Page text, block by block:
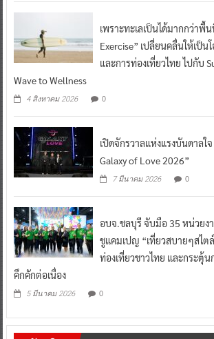
เพราะทะเลเป็นได้มากกว่า
Exercise” เปลี่ยนคลื่นให้เป็น
และการท่องเที่ยวไทย ไปกับ
Wave to Wellness
4 สิงหาคม 2026 0
เปิดจักรวาลแห่งแรงบันดาลใ
Galaxy of Love 2026”
7 มีนาคม 2026 0
อบจ.ชลบุรี จับมือ 35 หน่วยง
ชูแคมเปญ “เที่ยวสบายๆสไต
ท่องเที่ยวชาวไทย และกระตุ้น
คึกคักต่อเนื่อง
5 มีนาคม 2026 0